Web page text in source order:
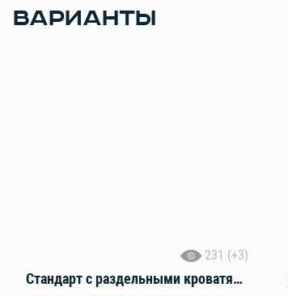
ВАРИАНТЫ
231 (+3)
Стандарт с раздельными кроватями